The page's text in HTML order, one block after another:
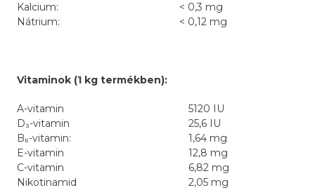
Kalcium:
< 0,3 mg
Nátrium:
< 0,12 mg
Vitaminok (1 kg termékben):
A-vitamin
5120 IU
D₃-vitamin
25,6 IU
B₆-vitamin:
1,64 mg
E-vitamin
12,8 mg
C-vitamin
6,82 mg
Nikotinamid
2,05 mg